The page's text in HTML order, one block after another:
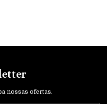
nossas ofertas.